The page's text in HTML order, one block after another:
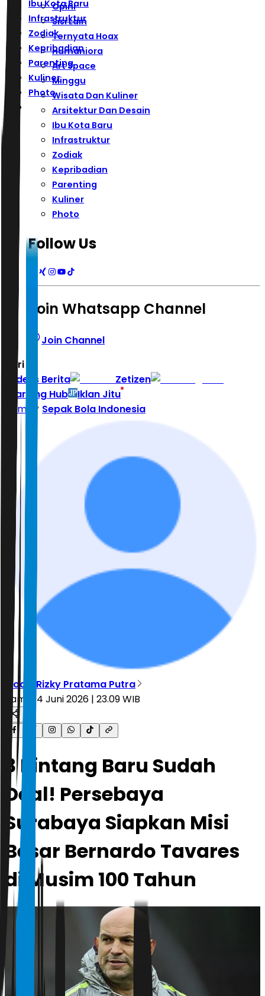
Ibu Kota Baru
Infrastruktur
Zodiak
Kepribadian
Parenting
Kuliner
Photo
Opini
Sisi Lain
Ternyata Hoax
Humaniora
Art Space
Minggu
Wisata Dan Kuliner
Arsitektur Dan Desain
Ibu Kota Baru
Infrastruktur
Zodiak
Kepribadian
Parenting
Kuliner
Photo
Follow Us
Join Whatsapp Channel
Join Channel
Hari ini
Indeks Berita
Zetizen
Learning Hub
Iklan Jitu
Home
Sepak Bola Indonesia
Moch. Rizky Pratama Putra
Kamis, 4 Juni 2026 | 23.09 WIB
3 Bintang Baru Sudah
Deal! Persebaya
Surabaya Siapkan Misi
Besar Bernardo Tavares
di Musim 100 Tahun